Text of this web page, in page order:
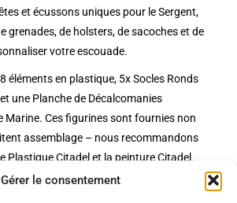
Gérer le consentement
et écussons uniques pour le Sergent,
grenades, de holsters, de sacoches et de
votre escouade.
éléments en plastique, 5x Socles Ronds
une Planche de Décalcomanies
Marine. Ces figurines sont fournies non
assemblage – nous recommandons
Plastique Citadel et la peinture Citadel.